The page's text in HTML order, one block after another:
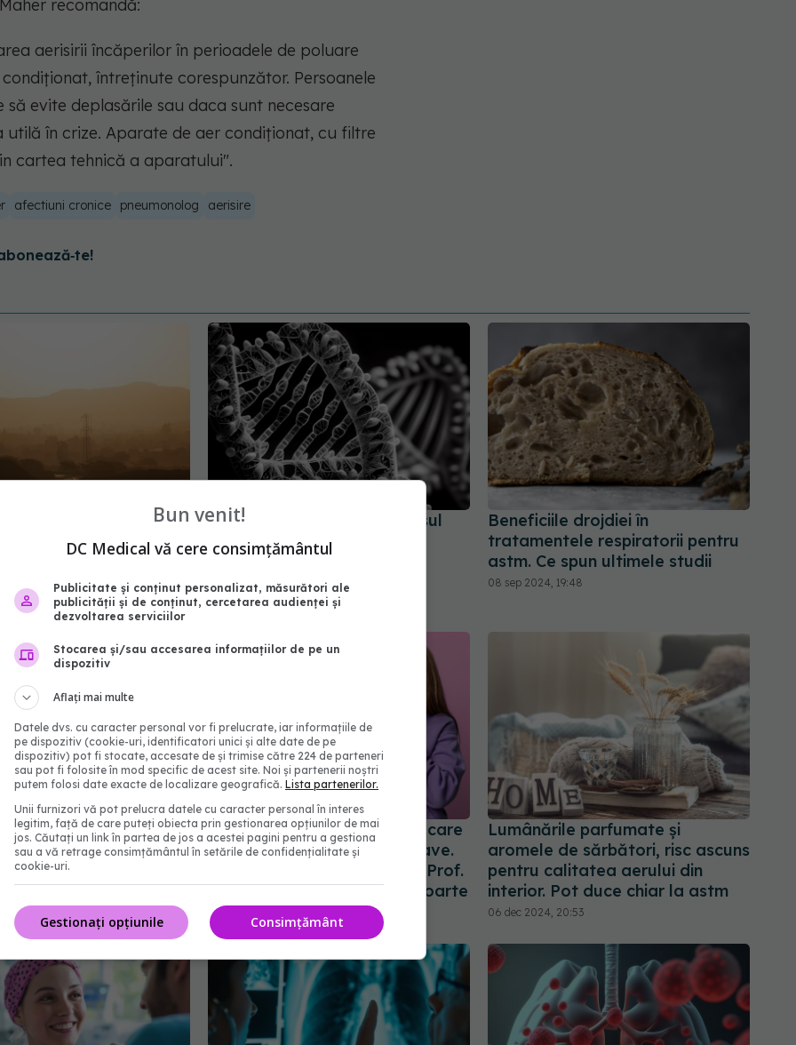
recomandă:
aerisirii încăperilor în perioadele de poluare
întreținute corespunzător. Persoanele
să evite deplasările sau daca sunt necesare
în crize. Aparate de aer condiționat, cu filtre
cartea tehnică a aparatului".
afectiuni cronice pneumonolog aerisire
Cine este la risc din
saharian. Dr.
E vorba de
unor afecțiuni
Gena care provoacă colapsul
plămânilor. Duce la cancer
pulmonar, de piele și renal
08 apr 2025, 23:25
Beneficiile drojdiei în
tratamentele respiratorii pentru
astm. Ce spun ultimele studii
08 sep 2024, 19:48
De ce România are
decese din cauza
Dr.
EXCLUSIV Tusea, simptomul care
poate ascunde afecțiuni grave.
Când devine îngrijorătoare. Prof.
univ. dr. Cristian Oancea: E foarte
important
09 ian 2025, 10:39
Lumânările parfumate și
aromele de sărbători, risc ascuns
pentru calitatea aerului din
interior. Pot duce chiar la astm
06 dec 2024, 20:53
Bun venit!
DC Medical vă cere consimțământul
Publicitate și conținut personalizat, măsurători ale
publicității și de conținut, cercetarea audienței și
dezvoltarea serviciilor
Stocarea și/sau accesarea informațiilor de pe un
dispozitiv
Aflați mai multe
Datele dvs. cu caracter personal vor fi prelucrate, iar informațiile de
pe dispozitiv (cookie-uri, identificatori unici și alte date de pe
dispozitiv) pot fi stocate, accesate de și trimise către 224 de parteneri
sau pot fi folosite în mod specific de acest site. Noi și partenerii noștri
putem folosi date exacte de localizare geografică. Lista partenerilor.
Unii furnizori vă pot prelucra datele cu caracter personal în interes
legitim, față de care puteți obiecta prin gestionarea opțiunilor de mai
jos. Căutați un link în partea de jos a acestei pagini pentru a gestiona
sau a vă retrage consimțământul în setările de confidențialitate și
cookie-uri.
Consimțământ
Gestionați opțiunile